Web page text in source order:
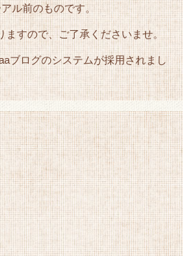
ル前のものです。
すので、ご了承くださいませ。
ブログのシステムが採用されまし